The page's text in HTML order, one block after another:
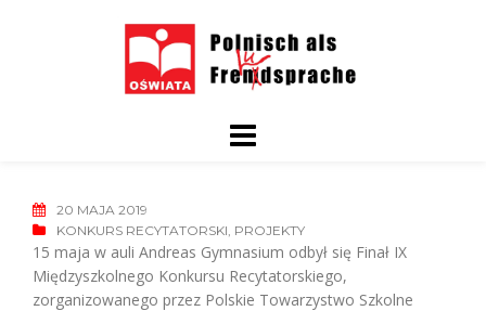
20 MAJA 2019
KONKURS RECYTATORSKI, PROJEKTY
15 maja w auli Andreas Gymnasium odbył się Finał IX
Międzyszkolnego Konkursu Recytatorskiego,
zorganizowanego przez Polskie Towarzystwo Szkolne